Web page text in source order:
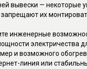
вывески — некоторые
их
инженерные
электричества
и возможного
линия или